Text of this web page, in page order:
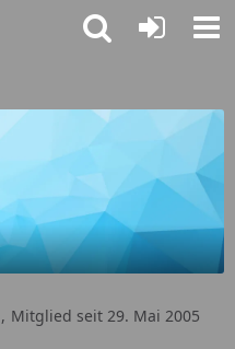
Mitglied seit 29. Mai 2005